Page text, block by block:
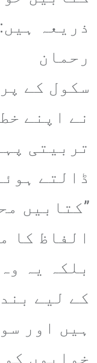
ذریعہ
رحمان
​سکول کے
نے اپنے
تربیتی
ڈالتے
​”کتابیں
الفاظ کا
بلکہ یہ
کے لیے
ہیں اور
خوابوں